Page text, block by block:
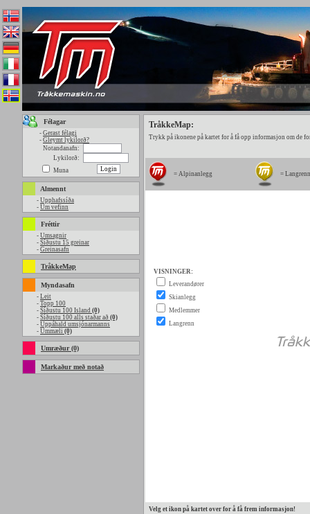
Félagar
- Gerast félagi
- Gleymt lykilorð?
Notandanafn:
Lykilorð:
Muna
Almennt
- Upphafssíða
- Um vefinn
Fréttir
- Umsagnir
- Síðustu 15 greinar
- Greinasafn
TråkkeMap
Myndasafn
- Leit
- Topp 100
- Síðustu 100 Island (0)
- Síðustu 100 alls staðar að (0)
- Uppáhald umsjónarmanns
- Ummæli (0)
Umræður (0)
Markaður með notað
TråkkeMap:
Trykk på ikonene på kartet for å få opp informasjon om de
= Alpinanlegg =
Velg et ikon på kartet over for å få frem informasjon!